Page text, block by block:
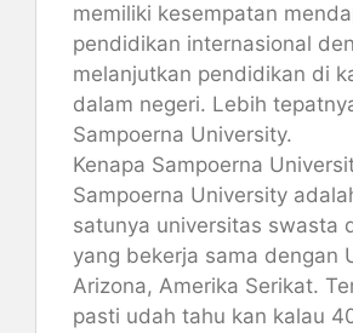
memiliki kesempatan
pendidikan internasional
melanjutkan pendidikan di
dalam negeri. Lebih
Sampoerna University.
Kenapa Sampoerna
Sampoerna University
satunya universitas swasta
yang bekerja sama dengan
Arizona, Amerika Serikat.
pasti udah tahu kan kalau